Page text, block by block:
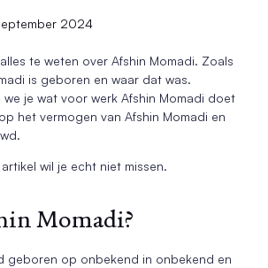
2024
te weten over Afshin Momadi. Zoals
is geboren en waar dat was.
we je wat voor werk Afshin Momadi doet
het vermogen van Afshin Momadi en
wil je echt niet missen.
Momadi?
geboren op onbekend in onbekend en